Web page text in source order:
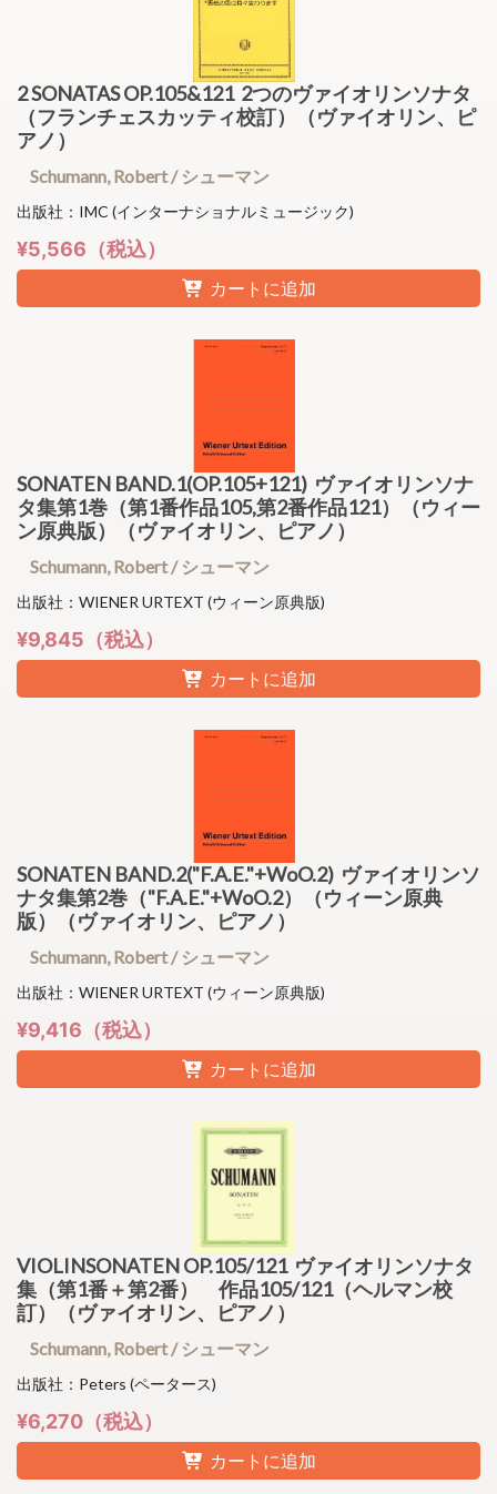
2 SONATAS OP.105&121 2つのヴァイオリンソナタ
（フランチェスカッティ校訂）（ヴァイオリン、ピ
アノ）
Schumann, Robert / シューマン
出版社：IMC (インターナショナルミュージック)
¥5,566（税込）
カートに追加
SONATEN BAND.1(OP.105+121) ヴァイオリンソナ
タ集第1巻（第1番作品105,第2番作品121）（ウィー
ン原典版）（ヴァイオリン、ピアノ）
Schumann, Robert / シューマン
出版社：WIENER URTEXT (ウィーン原典版)
¥9,845（税込）
カートに追加
SONATEN BAND.2("F.A.E."+WoO.2) ヴァイオリンソ
ナタ集第2巻（"F.A.E."+WoO.2）（ウィーン原典
版）（ヴァイオリン、ピアノ）
Schumann, Robert / シューマン
出版社：WIENER URTEXT (ウィーン原典版)
¥9,416（税込）
カートに追加
VIOLINSONATEN OP.105/121 ヴァイオリンソナタ
集（第1番＋第2番） 作品105/121（ヘルマン校
訂）（ヴァイオリン、ピアノ）
Schumann, Robert / シューマン
出版社：Peters (ペータース)
¥6,270（税込）
カートに追加